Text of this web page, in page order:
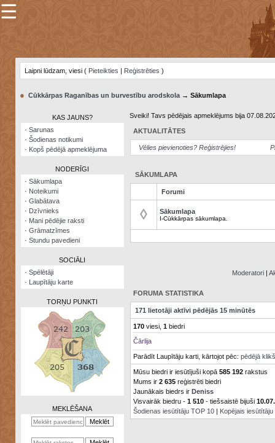
×
Šodienas
notikumi
Visatcera
almanahs
Arhīvs
Zināšanu
☰
Laipni lūdzam, viesi ( Pieteikties | Reģistrēties )
● Cūkkārpas Raganības un burvestību arodskola→ Sākumlapa
KAS JAUNS?
· Sarunas
· Šodienas notikumi
· Kopš pēdējā apmeklējuma
NODERĪGI
· Sākumlapa
· Noteikumi
· Glabātava
· Dzīvnieks
· Mani pēdējie raksti
· Grāmatzīmes
· Stundu pavedieni
SOCIĀLI
· Spēlētāji
· Laupītāju karte
TORŅU PUNKTI
MEKLĒŠANA
Sveiki! Tavs pēdējais apmeklējums bija
AKTUALITĀTES
Vēlies pievienoties? Reģistrējies!
SĀKUMLAPA
Forumi
◊ Sākumlapa
I-Cūkkārpas sākumlapa.
Moderatori |
FORUMA STATISTIKA
171 lietotāji aktīvi pēdējās 15 minūtēs
170viesi, 1biedri
Čārlija
Parādīt Laupītāju karti, kārtojot pēc: pēdējā
Mūsu biedri ir iesūtījuši kopā 585 192rakstus
Mums ir 2 635reģistrēti biedri
Jaunākais biedrs ir Deniss
Visvairāk biedru - 1 510- tiešsaistē bijuši
Šodienas iesūtītāju TOP 10| Kopējais iesūtītāju